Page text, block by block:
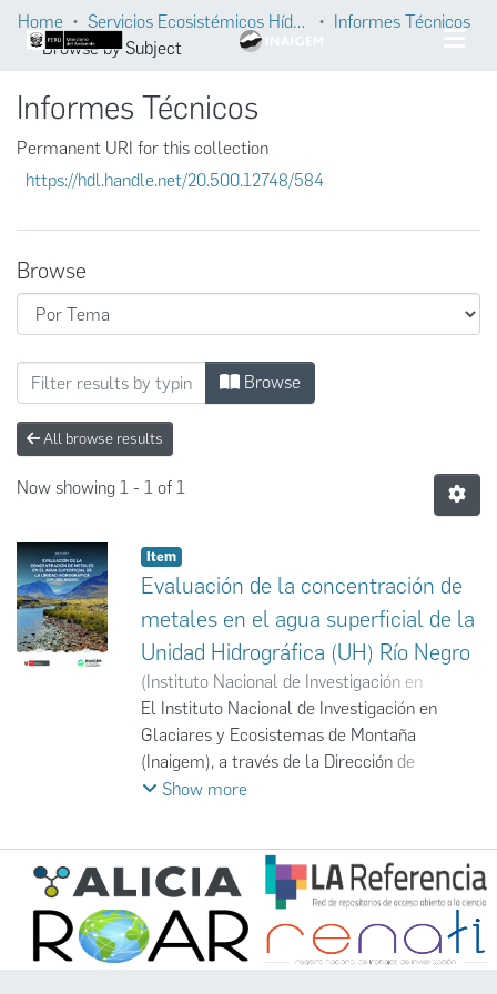
Home Servicios Ecosistémicos Hídricos
Informes Técnicos
Browse by Subject
Informes Técnicos
Permanent URI for this collection
https://hdl.handle.net/20.500.12748/584
Browse
Browsing Informes Técnicos by Subject
Browse
All browse results
Now showing 1 - 1 of 1
Item
Evaluación de la concentración de
metales en el agua superficial de la
Unidad Hidrográfica (UH) Río Negro
(Instituto Nacional de Investigación en
Glaciares y Ecosistemas de Montaña ,2025-
12)Instituto Nacional de Investigación en
Glaciares y Ecosistemas de Montaña
INAIGEM
El Instituto Nacional de Investigación en
Glaciares y Ecosistemas de Montaña
(Inaigem), a través de la Dirección de
Investigación en Ecosistemas de Montaña
climático en los ecosistemas de montaña,
especialmente en la calidad del agua
superficial de cuencas glaciares. En este
marco, el drenaje ácido de roca (DAR),
Show more